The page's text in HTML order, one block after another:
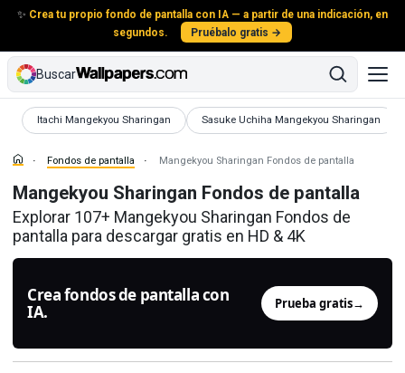
✨ Crea tu propio fondo de pantalla con IA — a partir de una indicación, en
segundos.
Pruébalo gratis →
Buscar
Itachi Mangekyou Sharingan
Fondos de pantalla Sasuke Uchiha Mangekyou Sharingan
Fondos de pantalla
Fondos de pantalla Mangekyou Sharingan Fondos de pantalla
Mangekyou Sharingan Fondos de pantalla
Explorar 107+ Mangekyou Sharingan Fondos de
pantalla para descargar gratis en HD & 4K
Crea fondos de pantalla con
IA.
Prueba gratis→